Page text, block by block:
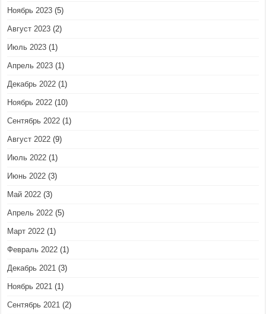
Ноябрь 2023 (5)
Август 2023 (2)
Июль 2023 (1)
Апрель 2023 (1)
Декабрь 2022 (1)
Ноябрь 2022 (10)
Сентябрь 2022 (1)
Август 2022 (9)
Июль 2022 (1)
Июнь 2022 (3)
Май 2022 (3)
Апрель 2022 (5)
Март 2022 (1)
Февраль 2022 (1)
Декабрь 2021 (3)
Ноябрь 2021 (1)
Сентябрь 2021 (2)